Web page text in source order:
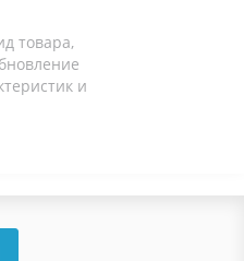
товара,
и